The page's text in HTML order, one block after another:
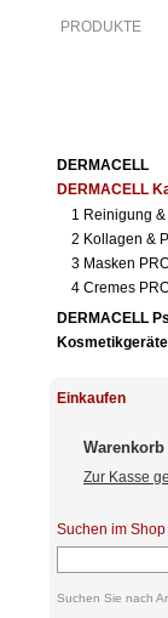
PRODUKTE
DERMACELL
DERMACELL
1 Reinigung
2 Kollagen &
3 Masken
4 Cremes
DERMACELL
Einkaufen
Zur Kasse
Suchen im Shop
Suchen Sie nach